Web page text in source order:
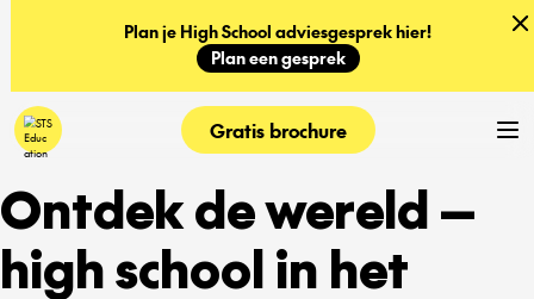
Plan je High School adviesgesprek hier!
Plan een gesprek
Gratis brochure
Ontdek de wereld —
high school in het